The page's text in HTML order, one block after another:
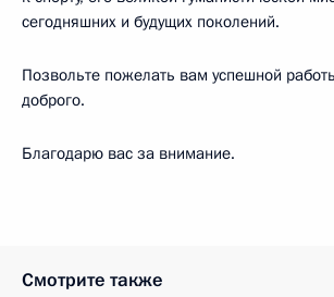
сегодняшних и будущих поколений.
Позвольте пожелать вам успешной
доброго.
Благодарю вас за внимание.
Смотрите также